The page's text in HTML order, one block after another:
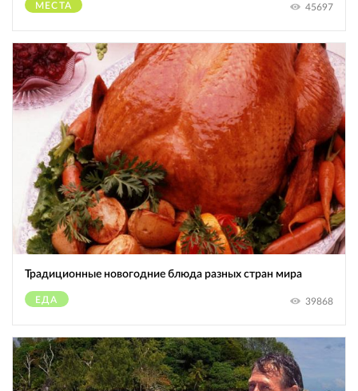
МЕСТА 45697
Традиционные новогодние блюда разных стран мира
ЕДА 39868